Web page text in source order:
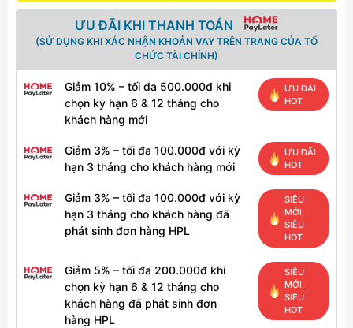
ƯU ĐÃI KHI THANH TOÁN
(SỬ DỤNG KHI XÁC NHẬN KHOẢN VAY TRÊN TRANG CỦA TỔ
CHỨC TÀI CHÍNH)
Giảm 10% – tối đa 500.000đ khi
chọn kỳ hạn 6 & 12 tháng cho
khách hàng mới
ƯU ĐÃI
HOT
Giảm 3% – tối đa 100.000đ với kỳ
hạn 3 tháng cho khách hàng mới
ƯU ĐÃI
HOT
Giảm 3% – tối đa 100.000đ với kỳ
hạn 3 tháng cho khách hàng đã
phát sinh đơn hàng HPL
SIÊU
MỚI,
SIÊU
HOT
Giảm 5% – tối đa 200.000đ khi
chọn kỳ hạn 6 & 12 tháng cho
khách hàng đã phát sinh đơn
hàng HPL
SIÊU
MỚI,
SIÊU
HOT